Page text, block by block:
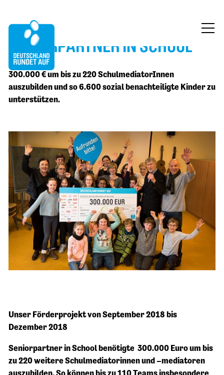
ÜBER UNS
MITMACHEN
BLOG
KONTAKT
JETZT SPENDEN
SENIORPARTNER IN SCHOOL
300.000 € um bis zu 220 SchulmediatorInnen
auszubilden und so 6.600 sozial benachteiligte Kinder zu
unterstützen.
Unser Förderprojekt von September 2018 bis
Dezember 2018
Seniorpartner in School benötigte 300.000 Euro um bis
zu 220 weitere Schulmediatorinnen und –mediatoren
auszubilden. So können bis zu 110 Teams insbesondere